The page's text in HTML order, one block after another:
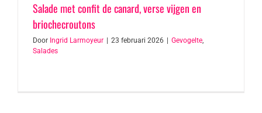
Salade met confit de canard, verse vijgen en
briochecroutons
Door Ingrid Larmoyeur 23 februari 2026 Gevogelte,
Salades